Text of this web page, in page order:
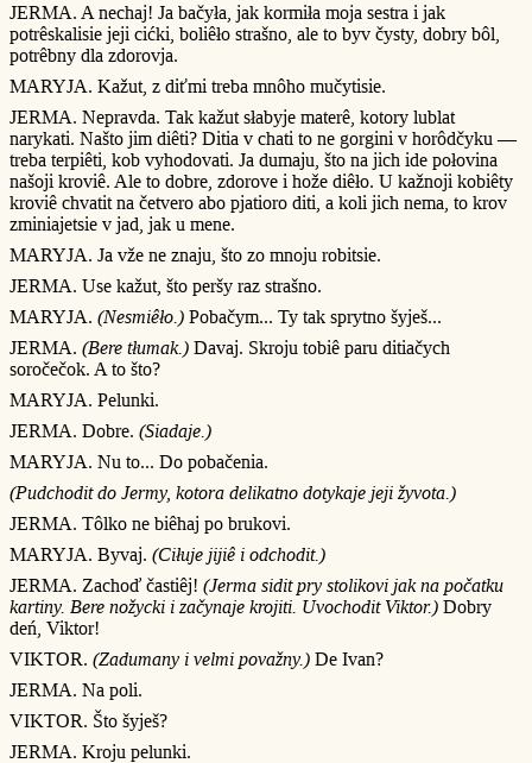
JERMA. A nechaj! Ja bačyła, jak kormiła moja sestra i jak
potrêskalisie jeji cićki, boliêło strašno, ale to byv čysty, dobry bôl,
potrêbny dla zdorovja.
MARYJA. Kažut, z diťmi treba mnôho mučytisie.
JERMA. Nepravda. Tak kažut słabyje materê, kotory lublat
narykati. Našto jim diêti? Ditia v chati to ne gorgini v horôdčyku —
treba terpiêti, kob vyhodovati. Ja dumaju, što na jich ide połovina
našoji kroviê. Ale to dobre, zdorove i hože diêło. U kažnoji kobiêty
kroviê chvatit na četvero abo pjatioro diti, a koli jich nema, to krov
zminiajetsie v jad, jak u mene.
MARYJA. Ja vže ne znaju, što zo mnoju robitsie.
JERMA. Use kažut, što peršy raz strašno.
MARYJA. (Nesmiêło.) Pobačym... Ty tak sprytno šyješ...
JERMA. (Bere tłumak.) Davaj. Skroju tobiê paru ditiačych
soročečok. A to što?
MARYJA. Pelunki.
JERMA. Dobre. (Siadaje.)
MARYJA. Nu to... Do pobačenia.
(Pudchodit do Jermy, kotora delikatno dotykaje jeji žyvota.)
JERMA. Tôlko ne biêhaj po brukovi.
MARYJA. Byvaj. (Ciłuje jijiê i odchodit.)
JERMA. Zachoď častiêj! (Jerma sidit pry stolikovi jak na počatku
kartiny. Bere nožycki i začynaje krojiti. Uvochodit Viktor.) Dobry
deń, Viktor!
VIKTOR. (Zadumany i velmi považny.) De Ivan?
JERMA. Na poli.
VIKTOR. Što šyješ?
JERMA. Kroju pelunki.